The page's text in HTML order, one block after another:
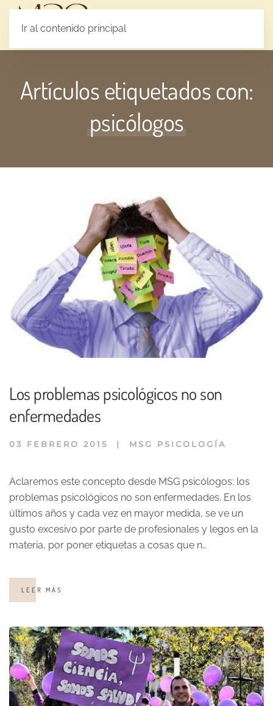
Ir al contenido principal
Artículos etiquetados con:
psicólogos
Los problemas psicológicos no son
enfermedades
03 FEBRERO 2015 | MSG PSICOLOGÍA
Aclaremos este concepto desde MSG psicólogos: los
problemas psicológicos no son enfermedades. En los
últimos años y cada vez en mayor medida, se ve un
gusto excesivo por parte de profesionales y legos en la
materia, por poner etiquetas a cosas que n…
LEER MÁS